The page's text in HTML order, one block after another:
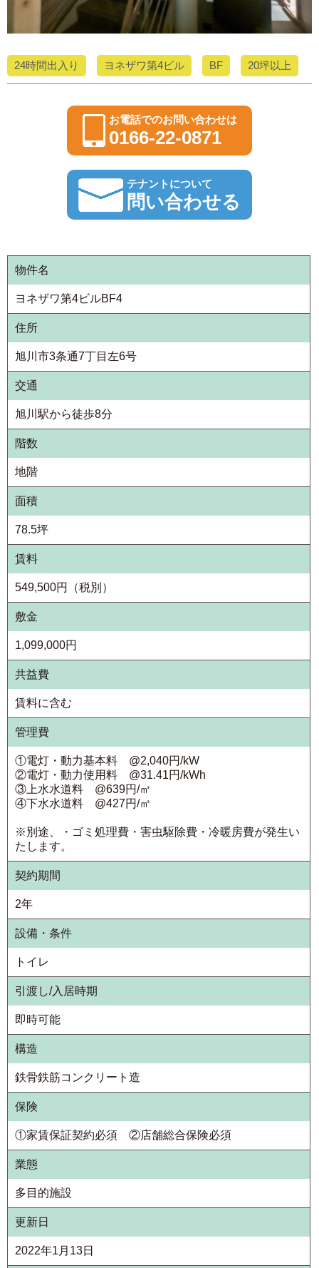
24時間出入り ヨネザワ第4ビル BF 20坪以上
お電話でのお問い合わせは
0166-22-0871
テナントについて
問い合わせる
物件名
ヨネザワ第4ビルBF4
住所
旭川市3条通7丁目左6号
交通
旭川駅から徒歩8分
階数
地階
面積
78.5坪
賃料
549,500円（税別）
敷金
1,099,000円
共益費
賃料に含む
管理費
①電灯・動力基本料 @2,040円/kW
②電灯・動力使用料 @31.41円/kWh
③上水水道料 @639円/㎥
④下水水道料 @427円/㎥
※別途、・ゴミ処理費・害虫駆除費・冷暖房費が発生い
たします。
契約期間
2年
設備・条件
トイレ
引渡し/入居時期
即時可能
構造
鉄骨鉄筋コンクリート造
保険
①家賃保証契約必須 ②店舗総合保険必須
業態
多目的施設
更新日
2022年1月13日